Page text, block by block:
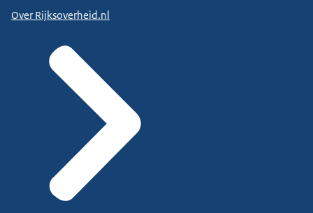
Over Rijksoverheid.nl